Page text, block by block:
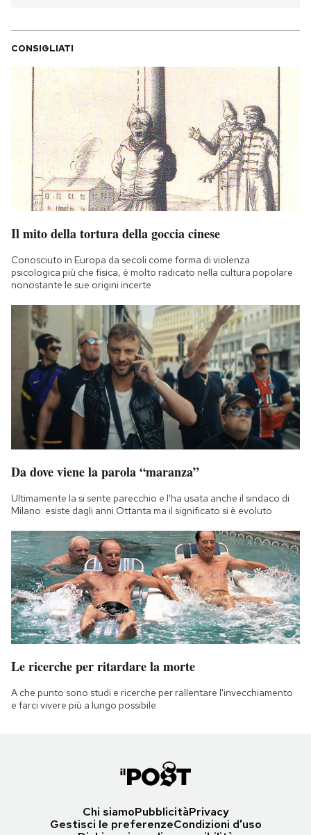
CONSIGLIATI
Il mito della tortura della goccia cinese
Conosciuto in Europa da secoli come forma di violenza
psicologica più che fisica, è molto radicato nella cultura popolare
nonostante le sue origini incerte
Da dove viene la parola “maranza”
Ultimamente la si sente parecchio e l'ha usata anche il sindaco di
Milano: esiste dagli anni Ottanta ma il significato si è evoluto
Le ricerche per ritardare la morte
A che punto sono studi e ricerche per rallentare l'invecchiamento
e farci vivere più a lungo possibile
Chi siamoPubblicitàPrivacy
Gestisci le preferenzeCondizioni d'uso